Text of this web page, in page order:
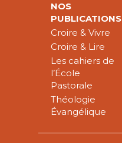
NOS
PUBLICATIONS
Croire & Vivre
Croire & Lire
Les cahiers de
l’École
Pastorale
Théologie
Évangélique